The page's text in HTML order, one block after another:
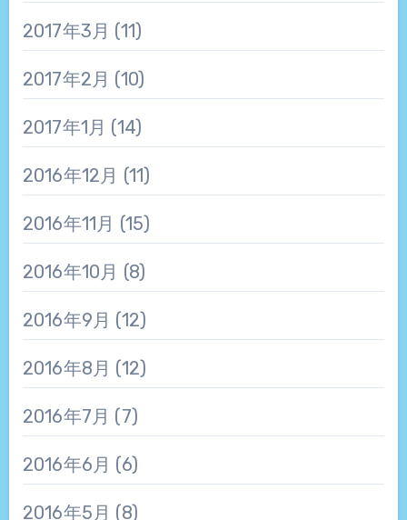
2017年3月 (11)
2017年2月 (10)
2017年1月 (14)
2016年12月 (11)
2016年11月 (15)
2016年10月 (8)
2016年9月 (12)
2016年8月 (12)
2016年7月 (7)
2016年6月 (6)
2016年5月 (8)